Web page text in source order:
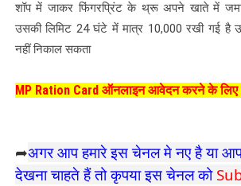
शॉप में जाकर फिंगरप्रिंटके थ्रूअपने खाते में जमा
उसकी लिमिट 24 घंटे में मात्र 10,000 रखी गई है
नहीं निकाल सकता
MP Ration Card ऑनलाइन आवेदन करने के लिए
➦अगर आप हमारे इस चेनल मे नए है या
देखना चाहते हैं तो कृपया इस चेनल को